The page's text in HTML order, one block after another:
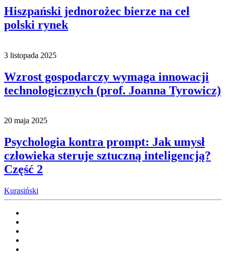
Hiszpański jednorożec bierze na cel
polski rynek
3 listopada 2025
Wzrost gospodarczy wymaga innowacji
technologicznych (prof. Joanna Tyrowicz)
20 maja 2025
Psychologia kontra prompt: Jak umysł
człowieka steruje sztuczną inteligencją?
Część 2
Kurasiński